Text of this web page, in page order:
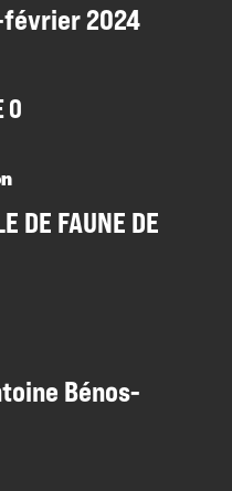
2024
0
DE FAUNE DE
Bénos-